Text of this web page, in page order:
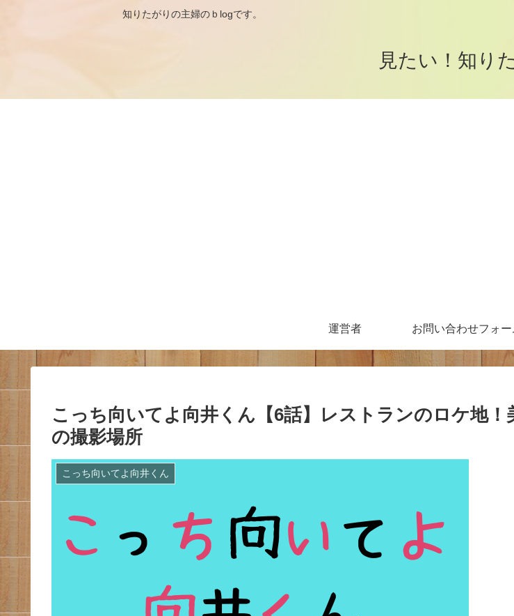
知りたがりの主婦のｂlogです。 当サイトはア
見たい！知り
運営者 お問い合わせフォー
こっち向いてよ向井くん【6話】レストランのロケ地！
の撮影場所
こっち向いてよ向井くん